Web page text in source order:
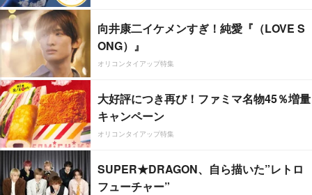
向井康二イケメンすぎ！純愛『（LOVE S
ONG）』
オリコンタイアップ特集
大好評につき再び！ファミマ名物45％増量
キャンペーン
オリコンタイアップ特集
SUPER★DRAGON、自ら描いた”レトロ
フューチャー”